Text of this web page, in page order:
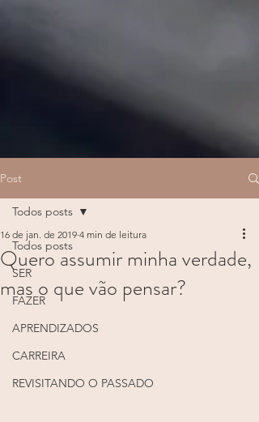
Post
Todos posts
SER
FAZER
APRENDIZADOS
CARREIRA
REVISITANDO O PASSADO
Todos posts
Quero assumir minha verdade,
mas o que vão pensar?
16 de jan. de 2019 4 min de leitura